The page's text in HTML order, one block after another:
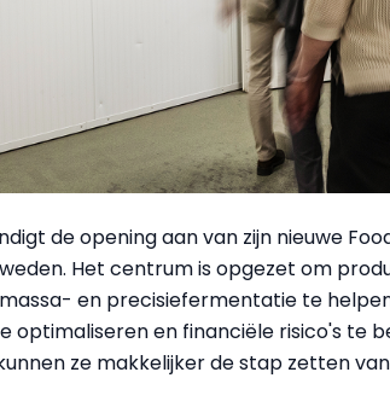
de opening aan van zijn nieuwe
Het centrum is opgezet om
en precisiefermentatie te
optimaliseren en financiële risico's te
ze makkelijker de stap zetten